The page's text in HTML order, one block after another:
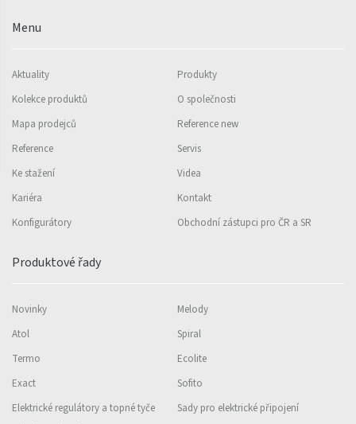
Variant Photo
Nástěnný vzorník barev
ISAN
Menu
Aktuality
Produkty
Kolekce produktů
O společnosti
Mapa prodejců
Reference new
Reference
Servis
Ke stažení
Videa
Kariéra
Kontakt
Konfigurátory
Obchodní zástupci pro ČR a SR
Produktové řady
Novinky
Melody
Atol
Spiral
Termo
Ecolite
Exact
Sofito
Elektrické regulátory a topné tyče
Sady pro elektrické připojení